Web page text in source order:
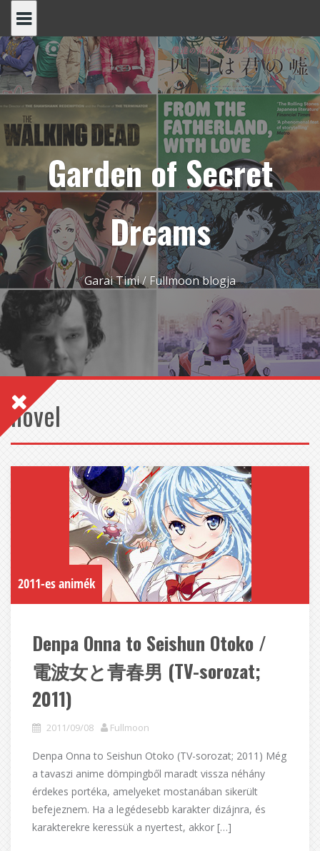
content
Garden of Secret
Dreams
Garai Timi / Fullmoon blogja
novel
2011-es animék
Denpa Onna to Seishun Otoko /
電波女と青春男 (TV-sorozat;
2011)
2011/09/08 Fullmoon
Denpa Onna to Seishun Otoko (TV-sorozat; 2011) Még
a tavaszi anime dömpingből maradt vissza néhány
érdekes portéka, amelyeket mostanában sikerült
befejeznem. Ha a legédesebb karakter dizájnra, és
karakterekre keressük a nyertest, akkor […]